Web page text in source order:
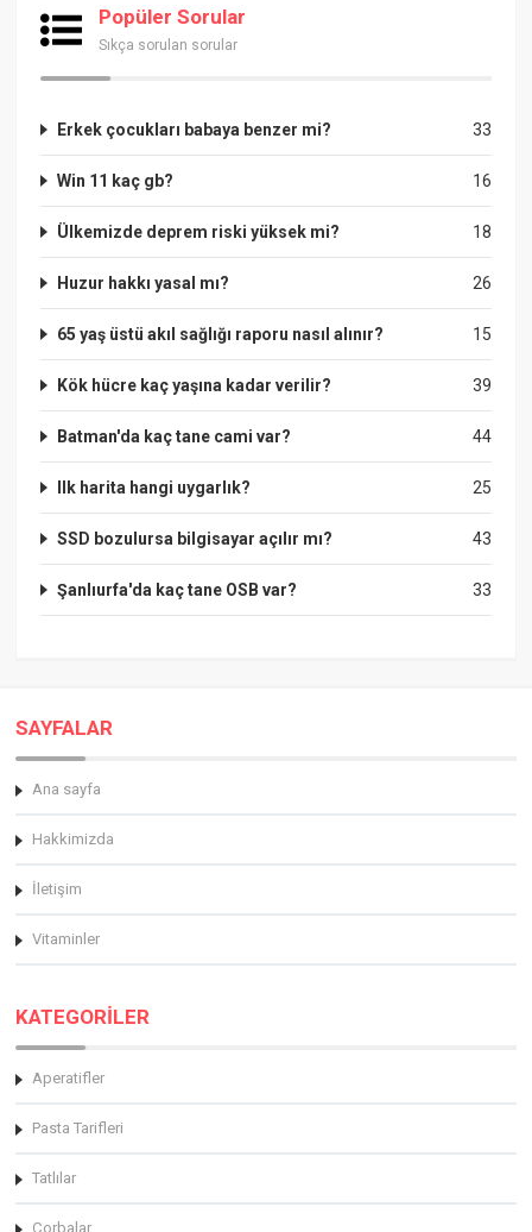
Popüler Sorular
Sıkça sorulan sorular
33
Erkek çocukları babaya benzer mi?
16
Win 11 kaç gb?
18
Ülkemizde deprem riski yüksek mi?
26
Huzur hakkı yasal mı?
15
65 yaş üstü akıl sağlığı raporu nasıl alınır?
39
Kök hücre kaç yaşına kadar verilir?
44
Batman'da kaç tane cami var?
25
Ilk harita hangi uygarlık?
43
SSD bozulursa bilgisayar açılır mı?
33
Şanlıurfa'da kaç tane OSB var?
SAYFALAR
Ana sayfa
Hakkimizda
İletişim
Vitaminler
KATEGORİLER
Aperatifler
Pasta Tarifleri
Tatlılar
Çorbalar